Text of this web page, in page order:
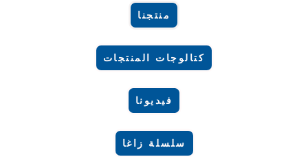
منتجنا
كتالوجات المنتجات
فيديونا
سلسلة زاغا